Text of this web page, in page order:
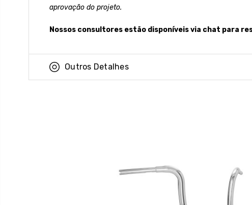
aprovação do projeto.
Nossos consultores estão disponíveis via chat para
Outros Detalhes